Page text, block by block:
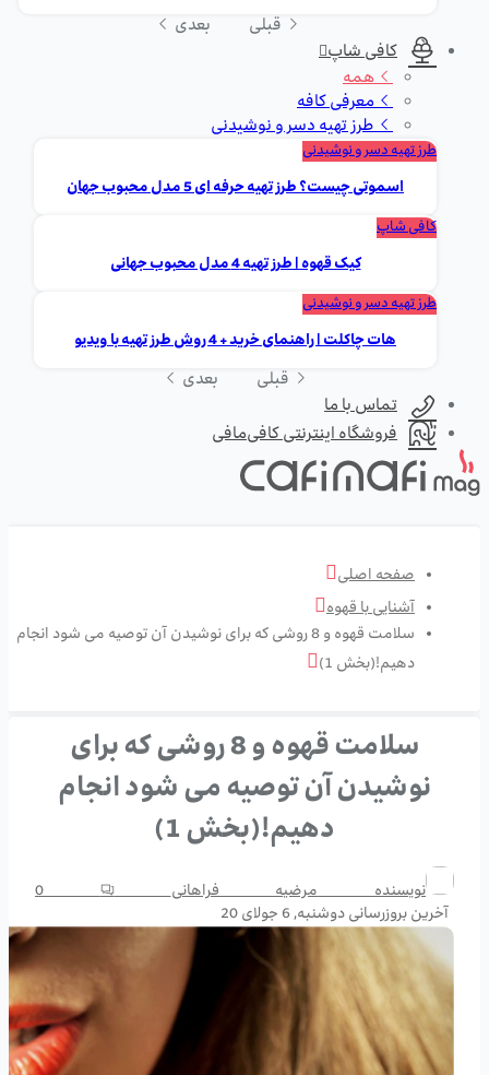
قبلی
بعدی
کافی شاپ
همه
معرفی کافه
طرز تهیه دسر و نوشیدنی
طرز تهیه دسر و نوشیدنی
اسموتی چیست؟ طرز تهیه حرفه ای 5 مدل محبوب جهان
کافی شاپ
کیک قهوه | طرز تهیه 4 مدل محبوب جهانی
طرز تهیه دسر و نوشیدنی
هات چاکلت | راهنمای خرید + 4 روش طرز تهیه با ویدیو
قبلی
بعدی
تماس با ما
فروشگاه اینترنتی کافی‌مافی
صفحه اصلی
آشنایی با قهوه
سلامت قهوه و 8 روشی که برای نوشیدن آن توصیه می شود انجام
دهیم!(بخش 1)
سلامت قهوه و 8 روشی که برای
نوشیدن آن توصیه می شود انجام
دهیم!(بخش 1)
نویسندهمرضیه فراهانی
0
آخرین بروزرسانیدوشنبه, 6 جولای 20